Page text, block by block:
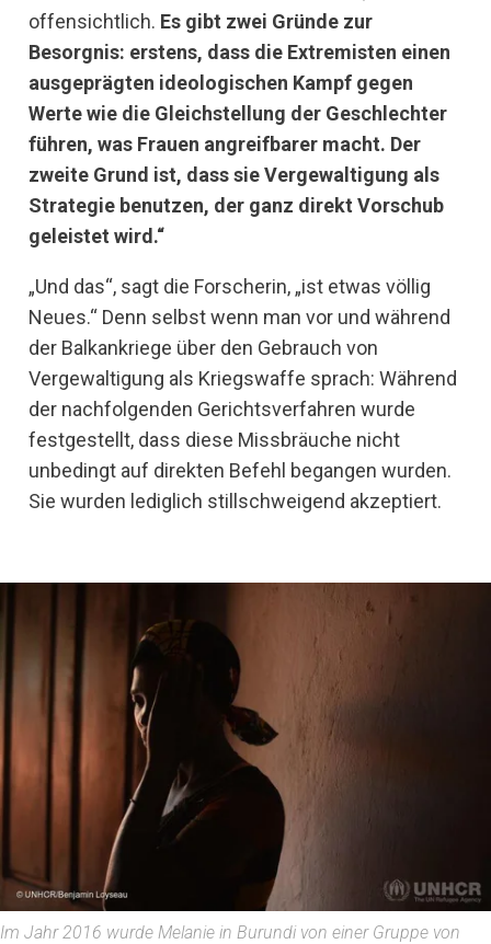
offensichtlich. Es gibt zwei Gründe zur
Besorgnis: erstens, dass die Extremisten einen
ausgeprägten ideologischen Kampf gegen
Werte wie die Gleichstellung der Geschlechter
führen, was Frauen angreifbarer macht. Der
zweite Grund ist, dass sie Vergewaltigung als
Strategie benutzen, der ganz direkt Vorschub
geleistet wird.“
„Und das“, sagt die Forscherin, „ist etwas völlig
Neues.“ Denn selbst wenn man vor und während
der Balkankriege über den Gebrauch von
Vergewaltigung als Kriegswaffe sprach: Während
der nachfolgenden Gerichtsverfahren wurde
festgestellt, dass diese Missbräuche nicht
unbedingt auf direkten Befehl begangen wurden.
Sie wurden lediglich stillschweigend akzeptiert.
Im Jahr 2016 wurde Melanie in Burundi von einer Gruppe von